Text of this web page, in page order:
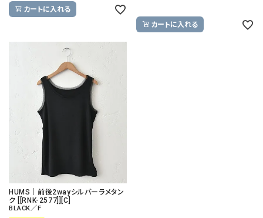
カートに入れる
カートに入れる
HUMS｜前後2wayシルバーラメタン
ク [[RNK-2577]][C]
BLACK／F